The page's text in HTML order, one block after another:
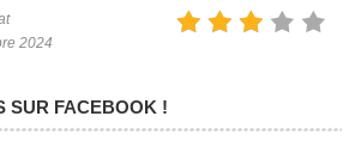
2024
SUR FACEBOOK !